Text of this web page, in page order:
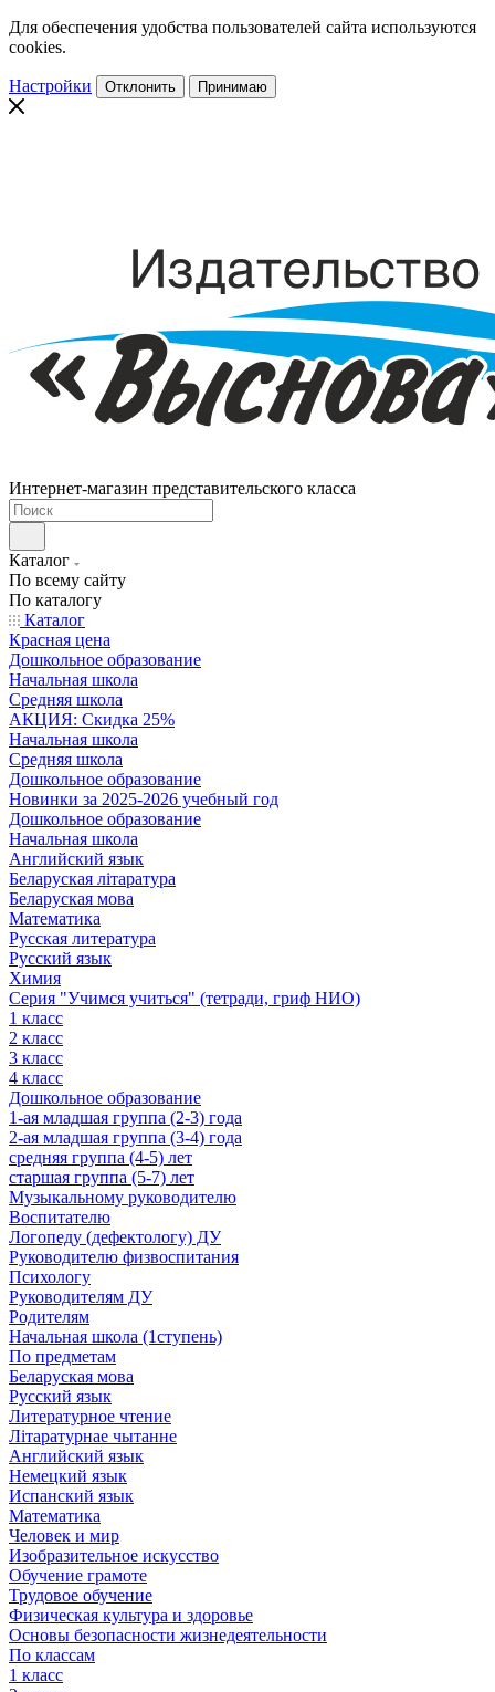
Для обеспечения удобства пользователей сайта используются
cookies.
Настройки Отклонить Принимаю
Интернет-магазин представительского класса
Каталог
По всему сайту
По каталогу
Каталог
Красная цена
Дошкольное образование
Начальная школа
Средняя школа
АКЦИЯ: Скидка 25%
Начальная школа
Средняя школа
Дошкольное образование
Новинки за 2025-2026 учебный год
Дошкольное образование
Начальная школа
Английский язык
Беларуская літаратура
Беларуская мова
Математика
Русская литература
Русский язык
Химия
Серия "Учимся учиться" (тетради, гриф НИО)
1 класс
2 класс
3 класс
4 класс
Дошкольное образование
1-ая младшая группа (2-3) года
2-ая младшая группа (3-4) года
средняя группа (4-5) лет
старшая группа (5-7) лет
Музыкальному руководителю
Воспитателю
Логопеду (дефектологу) ДУ
Руководителю физвоспитания
Психологу
Руководителям ДУ
Родителям
Начальная школа (1ступень)
По предметам
Беларуская мова
Русский язык
Литературное чтение
Літаратурнае чытанне
Английский язык
Немецкий язык
Испанский язык
Математика
Человек и мир
Изобразительное искусство
Обучение грамоте
Трудовое обучение
Физическая культура и здоровье
Основы безопасности жизнедеятельности
По классам
1 класс